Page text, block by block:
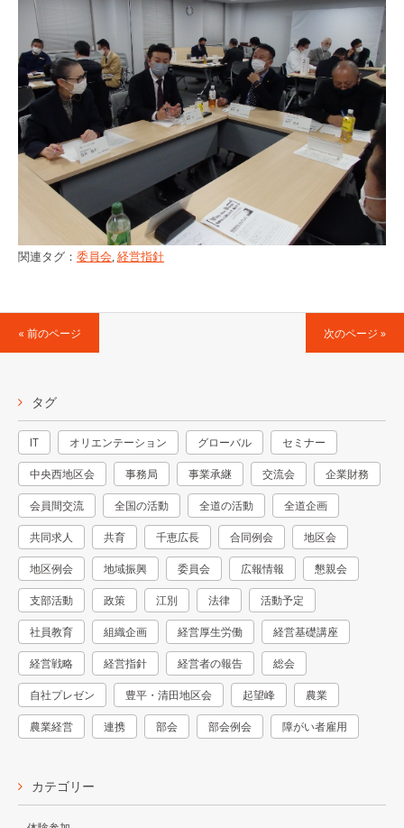
関連タグ： 委員会,経営指針
« 前のページ 次のページ »
タグ
IT オリエンテーション グローバル セミナー
中央西地区会 事務局 事業承継 交流会 企業財務
会員間交流 全国の活動 全道の活動 全道企画
共同求人 共育 千恵広長 合同例会 地区会
地区例会 地域振興 委員会 広報情報 懇親会
支部活動 政策 江別 法律 活動予定
社員教育 組織企画 経営厚生労働 経営基礎講座
経営戦略 経営指針 経営者の報告 総会
自社プレゼン 豊平・清田地区会 起望峰 農業
農業経営 連携 部会 部会例会 障がい者雇用
カテゴリー